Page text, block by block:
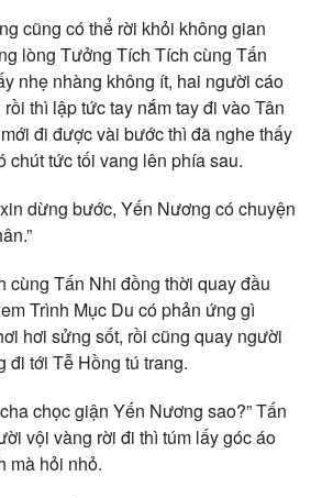
cũng có thể rời khỏi không gian
lòng Tưởng Tích Tích cùng Tấn
nhẹ nhàng không ít, hai người cáo
thì lập tức tay nắm tay đi vào Tân
đi được vài bước thì đã nghe thấy
chút tức tối vang lên phía sau.
dừng bước, Yến Nương có chuyện
cùng Tấn Nhi đồng thời quay đầu
Trình Mục Du có phản ứng gì
hơi sửng sốt, rồi cũng quay người
đi tới Tễ Hồng tú trang.
chọc giận Yến Nương sao?” Tấn
vội vàng rời đi thì túm lấy góc áo
mà hỏi nhỏ.